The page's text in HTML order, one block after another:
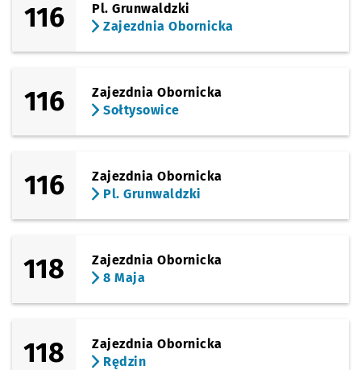
116
Pl. Grunwaldzki
Zajezdnia Obornicka
116
Zajezdnia Obornicka
Sołtysowice
116
Zajezdnia Obornicka
Pl. Grunwaldzki
118
Zajezdnia Obornicka
8 Maja
118
Zajezdnia Obornicka
Rędzin